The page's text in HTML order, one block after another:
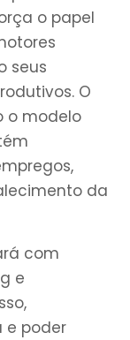
o papel
seus
O
o modelo
da
com
e
e poder